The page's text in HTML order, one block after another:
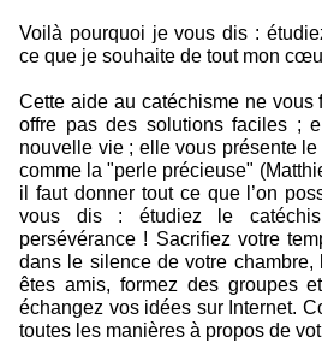
Voilà pourquoi je vous dis :
ce que je souhaite de tout mon
Cette aide au catéchisme ne vous
offre pas des solutions faciles ;
nouvelle vie ; elle vous présente
comme la "perle précieuse"
il faut donner tout ce que l’on
vous dis : étudiez le
persévérance ! Sacrifiez votre
dans le silence de votre
êtes amis, formez des groupes
échangez vos idées sur Internet.
toutes les manières à propos de